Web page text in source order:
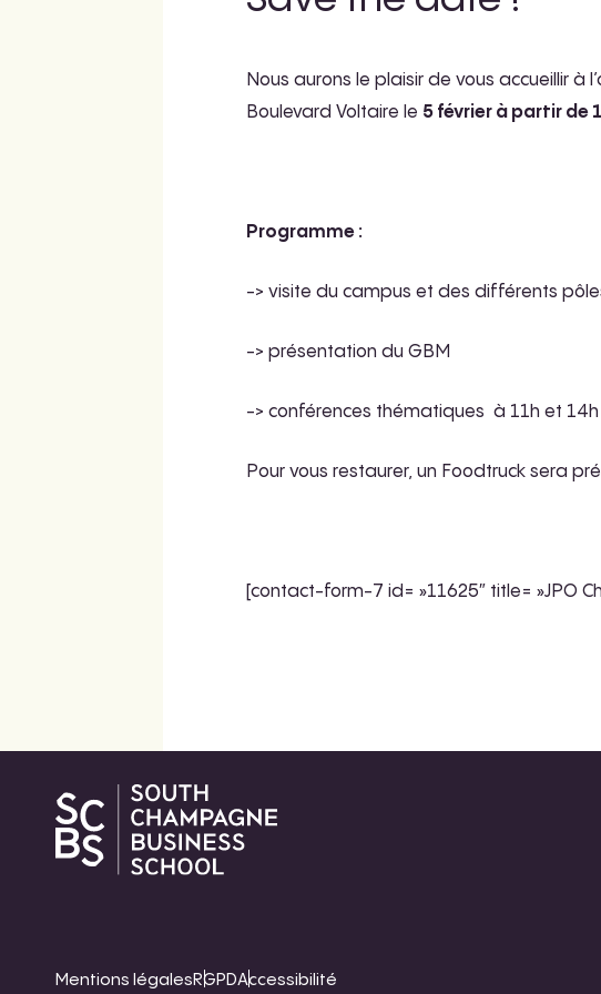
Nous aurons le plaisir de vous accueillir
Boulevard Voltaire le 5 février à partir de
Programme :
-> visite du campus et des différents
-> présentation du GBM
-> conférences thématiques à 11h et 14h
Pour vous restaurer, un Foodtruck sera
[contact-form-7 id= »11625″ title= »JPO
Mentions légales RGPDAccessibilité